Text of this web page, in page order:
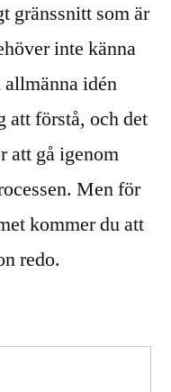
gränssnitt som är
inte känna
idén
att förstå, och det
att gå igenom
Men för
kommer du att
redo.